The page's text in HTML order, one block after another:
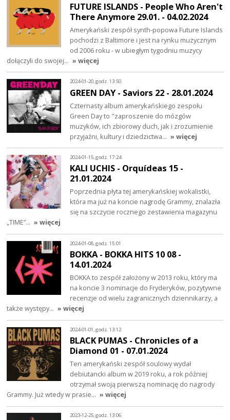
FUTURE ISLANDS - People Who Aren't
There Anymore 29.01. - 04.02.2024
Amerykański zespół synth-popowa Future Islands
pochodzi z Baltimore i jest na rynku muzycznym
od 2006 roku - w ubiegłym tygodniu muzycy
dołączyli do swojej… » więcej
2024-01-20, godz. 13:50
GREEN DAY - Saviors 22 - 28.01.2024
Czternasty album amerykańskiego zespołu
Green Day to "zaproszenie do mózgów
muzyków, ich zbiorowy duch, jak i zrozumienie
przyjaźni, kultury i dziedzictwa… » więcej
2024-01-15, godz. 17:24
KALI UCHIS - Orquídeas 15 -
21.01.2024
Poprzednia płyta tej amerykańskiej wokalistki,
która ma już na koncie nagrodę Grammy, znalazła
się na szczycie rocznego zestawienia magazynu
„TIME”… » więcej
2024-01-08, godz. 15:01
BOKKA - BOKKA HITS 10 08 -
14.01.2024
BOKKA to zespół założony w 2013 roku, który ma
na koncie 3 nominacje do Fryderyków, pozytywne
recenzje od wielu zagranicznych dziennikarzy, a
także występy… » więcej
2024-01-01, godz. 13:12
BLACK PUMAS - Chronicles of a
Diamond 01 - 07.01.2024
Ten amerykański zespół soulowy wydał
debiutancki album w 2019 roku, a rok później
otrzymał swoją pierwszą nominację do nagrody
Grammy. Już wtedy w prasie… » więcej
2023-12-25, godz. 13:06